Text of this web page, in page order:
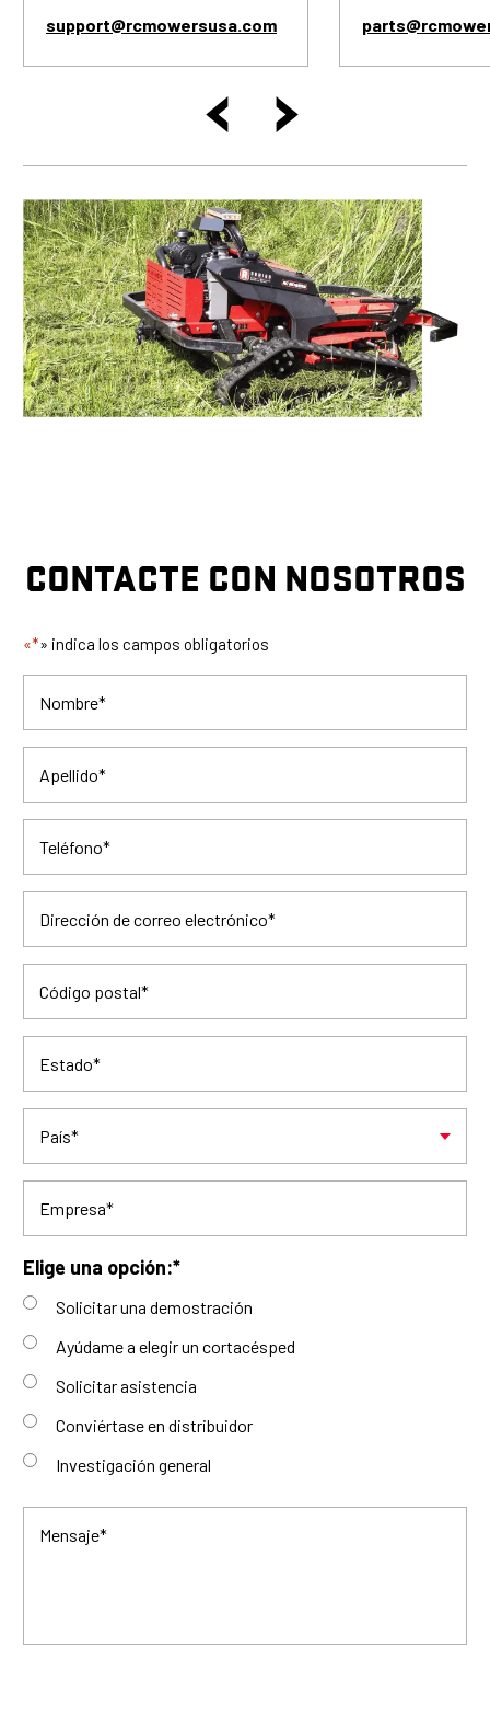
support@rcmowersusa.com
CONTACTE CON NOSOTROS
«*» indica los campos obligatorios
Nombre*
Apellido*
Teléfono*
Dirección de correo electrónico*
Código postal*
Estado*
País*
Empresa*
Elige una opción:*
Solicitar una demostración
Ayúdame a elegir un cortacésped
Solicitar asistencia
Conviértase en distribuidor
Investigación general
Mensaje*